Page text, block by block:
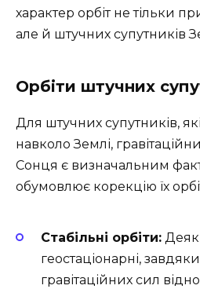
характер орбіт не тільки
але й штучних супутників
Орбіти штучних
Для штучних супутників,
навколо Землі,
Сонця є визначальним
обумовлює корекцію їх
Стабільні орбіти:
геостаціонарні, завдяки
гравітаційних сил